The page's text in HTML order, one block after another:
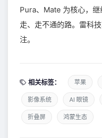
Pura、Mate 为核心，
走、走不通的路。雷科
注。
相关标签： 苹果
影像系统 AI 眼镜
折叠屏 鸿蒙生态